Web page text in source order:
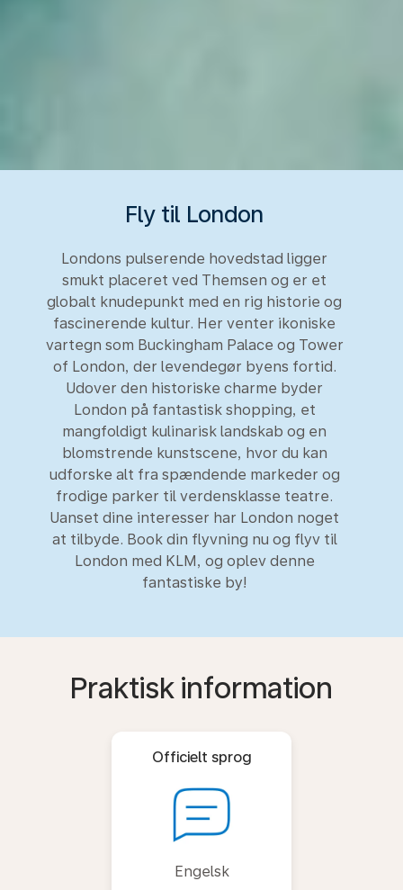
Fly til London
Londons pulserende hovedstad ligger
smukt placeret ved Themsen og er et
globalt knudepunkt med en rig historie og
fascinerende kultur. Her venter ikoniske
vartegn som Buckingham Palace og Tower
of London, der levendegør byens fortid.
Udover den historiske charme byder
London på fantastisk shopping, et
mangfoldigt kulinarisk landskab og en
blomstrende kunstscene, hvor du kan
udforske alt fra spændende markeder og
frodige parker til verdensklasse teatre.
Uanset dine interesser har London noget
at tilbyde. Book din flyvning nu og flyv til
London med KLM, og oplev denne
fantastiske by!
Praktisk information
Officielt sprog
Engelsk